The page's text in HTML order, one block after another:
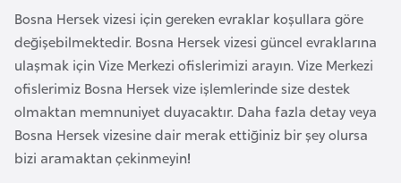
e
İ
ş
l
e
m
l
Bosna Hersek vizesi için gereken evraklar koşullara göre
değişebilmektedir. Bosna Hersek vizesi güncel evraklarına
ulaşmak için Vize Merkezi ofislerimizi arayın. Vize Merkezi
ofislerimiz Bosna Hersek vize işlemlerinde size destek
olmaktan memnuniyet duyacaktır. Daha fazla detay veya
Bosna Hersek vizesine dair merak ettiğiniz bir şey olursa
bizi aramaktan çekinmeyin!
u
r
y
a
A
z